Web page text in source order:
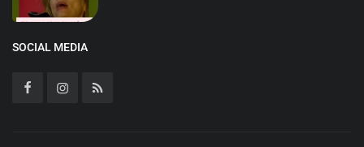
SOCIAL MEDIA